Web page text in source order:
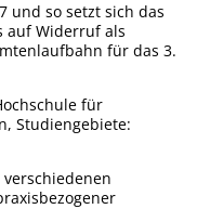
und so setzt sich das
auf Widerruf als
für das 3.
für
Studiengebiete: